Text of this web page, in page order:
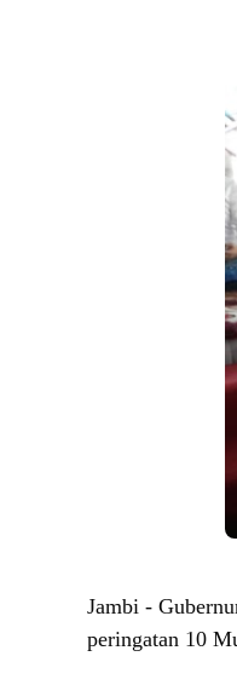
Jambi -
peringatan 10